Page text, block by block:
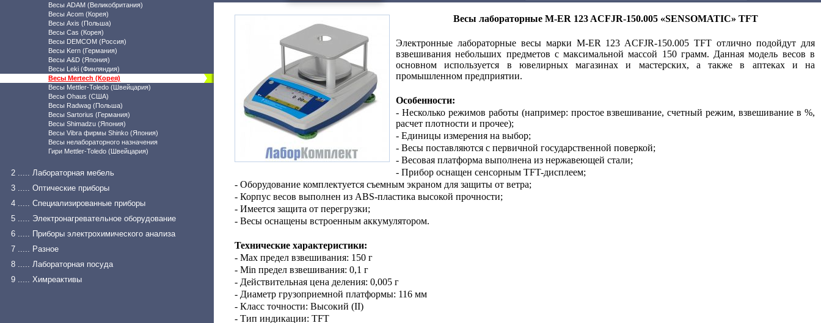
Весы ADAM (Великобритания)
Весы Acom (Корея)
Весы Axis (Польша)
Весы Cas (Корея)
Весы DEMCOM (Россия)
Весы Kern (Германия)
Весы A&D (Япония)
Весы Leki (Финляндия)
Весы Mertech (Корея)
Весы Mettler-Toledo (Швейцария)
Весы Ohaus (США)
Весы Radwag (Польша)
Весы Sartorius (Германия)
Весы Shimadzu (Япония)
Весы Vibra фирмы Shinko (Япония)
Весы нелабораторного назначения
Гири Mettler-Toledo (Швейцария)
2 ..... Лабораторная мебель
3 ..... Оптические приборы
4 ..... Специализированные приборы
5 ..... Электронагревательное оборудование
6 ..... Приборы электрохимического анализа
7 ..... Разное
8 ..... Лабораторная посуда
9 ..... Химреактивы
Весы лабораторные M-ER 123 ACFJR-150.005 «SENSOMATIC» TFT
Электронные лабораторные весы марки M-ER 123 ACFJR-150.005 TFT отлично подойдут для
взвешивания небольших предметов с максимальной массой 150 грамм. Данная модель весов в
основном используется в ювелирных магазинах и мастерских, а также в аптеках и на
промышленном предприятии.
Особенности:
- Несколько режимов работы (например: простое взвешивание, счетный режим, взвешивание в %,
расчет плотности и прочее);
- Единицы измерения на выбор;
- Весы поставляются с первичной государственной поверкой;
- Весовая платформа выполнена из нержавеющей стали;
- Прибор оснащен сенсорным TFT-дисплеем;
- Оборудование комплектуется съемным экраном для защиты от ветра;
- Корпус весов выполнен из ABS-пластика высокой прочности;
- Имеется защита от перегрузки;
- Весы оснащены встроенным аккумулятором.
Технические характеристики:
- Max предел взвешивания: 150 г
- Min предел взвешивания: 0,1 г
- Действительная цена деления: 0,005 г
- Диаметр грузоприемной платформы: 116 мм
- Класс точности: Высокий (II)
- Тип индикации: TFT